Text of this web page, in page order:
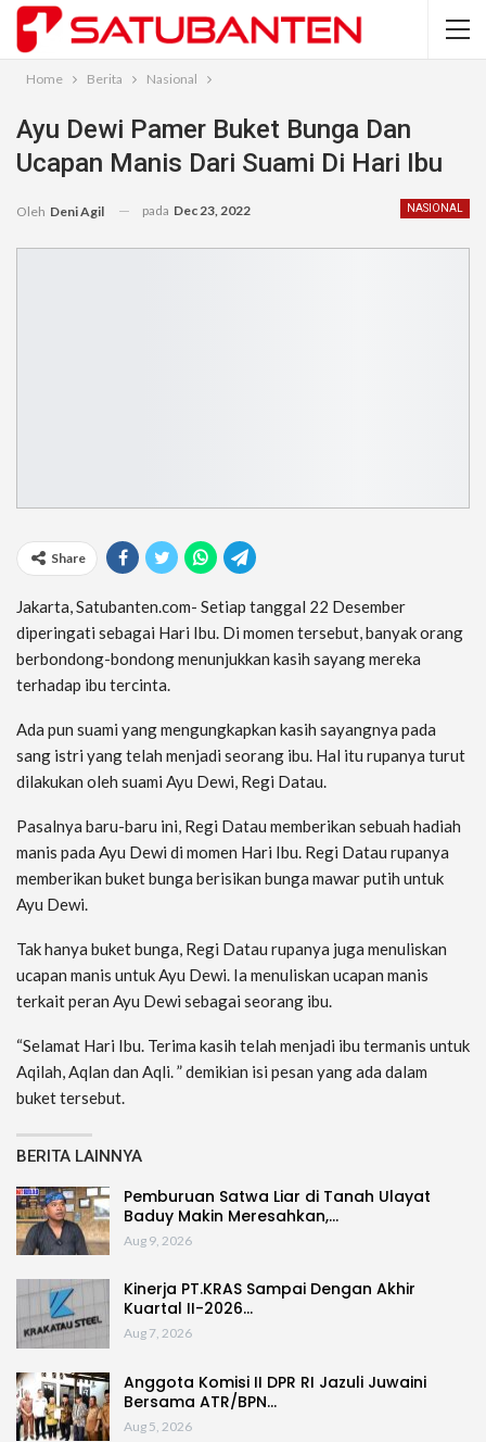
Home Berita Nasional
Ayu Dewi Pamer Buket Bunga Dan
Ucapan Manis Dari Suami Di Hari Ibu
NASIONAL
Oleh Deni Agil pada Dec 23, 2022
Share
Jakarta, Satubanten.com- Setiap tanggal 22 Desember
diperingati sebagai Hari Ibu. Di momen tersebut, banyak orang
berbondong-bondong menunjukkan kasih sayang mereka
terhadap ibu tercinta.
Ada pun suami yang mengungkapkan kasih sayangnya pada
sang istri yang telah menjadi seorang ibu. Hal itu rupanya turut
dilakukan oleh suami Ayu Dewi, Regi Datau.
Pasalnya baru-baru ini, Regi Datau memberikan sebuah hadiah
manis pada Ayu Dewi di momen Hari Ibu. Regi Datau rupanya
memberikan buket bunga berisikan bunga mawar putih untuk
Ayu Dewi.
Tak hanya buket bunga, Regi Datau rupanya juga menuliskan
ucapan manis untuk Ayu Dewi. Ia menuliskan ucapan manis
terkait peran Ayu Dewi sebagai seorang ibu.
“Selamat Hari Ibu. Terima kasih telah menjadi ibu termanis untuk
Aqilah, Aqlan dan Aqli. ” demikian isi pesan yang ada dalam
buket tersebut.
BERITA LAINNYA
Pemburuan Satwa Liar di Tanah Ulayat
Baduy Makin Meresahkan,…
Aug 9, 2026
Kinerja PT.KRAS Sampai Dengan Akhir
Kuartal II-2026…
Aug 7, 2026
Anggota Komisi II DPR RI Jazuli Juwaini
Bersama ATR/BPN…
Aug 5, 2026